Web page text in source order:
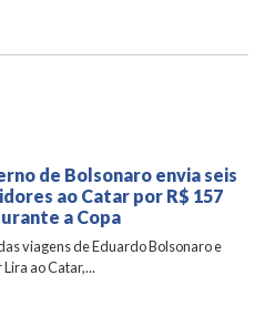
de Bolsonaro envia seis
ao Catar por R$ 157
a Copa
viagens de Eduardo Bolsonaro e
ao Catar,...